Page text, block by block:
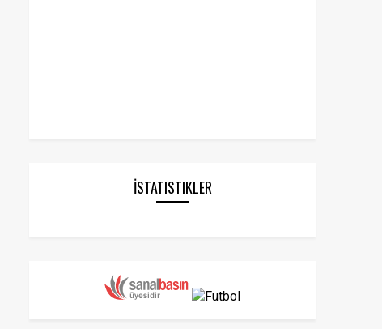
İSTATISTIKLER